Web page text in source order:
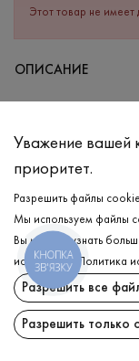
Этот товар не имеет
ОПИСАНИЕ
УХОД
Стирка в
Щадный
ДОСТАВКА
ВОЗВРАТ
Уважение вашей
приоритет.
Разрешить файлы
Мы используем файлы
Вы можете узнать
используем.
Политика
Разрешить все
Разрешить только
КНОПКА
ЗВ'ЯЗКУ